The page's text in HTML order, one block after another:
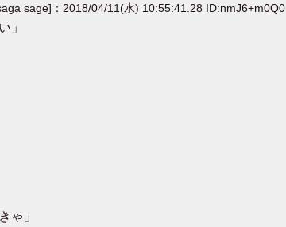
sage]：2018/04/11(水) 10:55:41.28 ID:nmJ6+m0Q0
」
ゃ」